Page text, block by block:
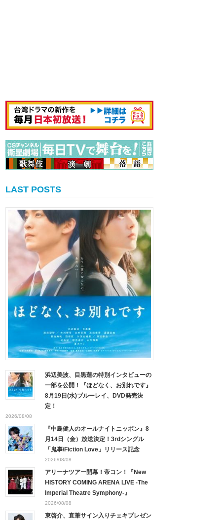
LAST POSTS
浜辺美波、目黒蓮の特別インタビューの
一部を公開！『ほどなく、お別れです』
8月19日(水)ブルーレイ、DVD発売決
定！
2026/08/08
『中島健人のオールナイトニッポン』8
月14日（金）放送決定！3rdシングル
「鬼事/Fiction Love」リリース記念
2026/08/08
アリーナツアー開幕！帝コン！『New
HISTORY COMING ARENA LIVE -The
Imperial Theatre Symphony-』
2026/08/08
東啓介、直筆サイン入りチェキプレゼン